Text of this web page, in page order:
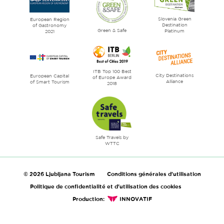
of
literature
European Region
of Gastronomy
2021
Green & Safe
Slovenia Green
Destination
Platinum
European Capital
of Smart Tourism
ITB Top 100 Best
of Europe Award
2018
City Destinations
Alliance
Safe Travels by
WTTC
© 2026 Ljubljana Tourism
Conditions générales d'utilisation
Politique de confidentialité et d'utilisation des cookies
Production:
INNOVATIF